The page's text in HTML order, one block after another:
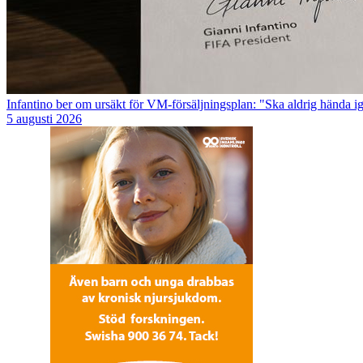
Infantino ber om ursäkt för VM-försäljningsplan: "Ska aldrig hända
5 augusti 2026